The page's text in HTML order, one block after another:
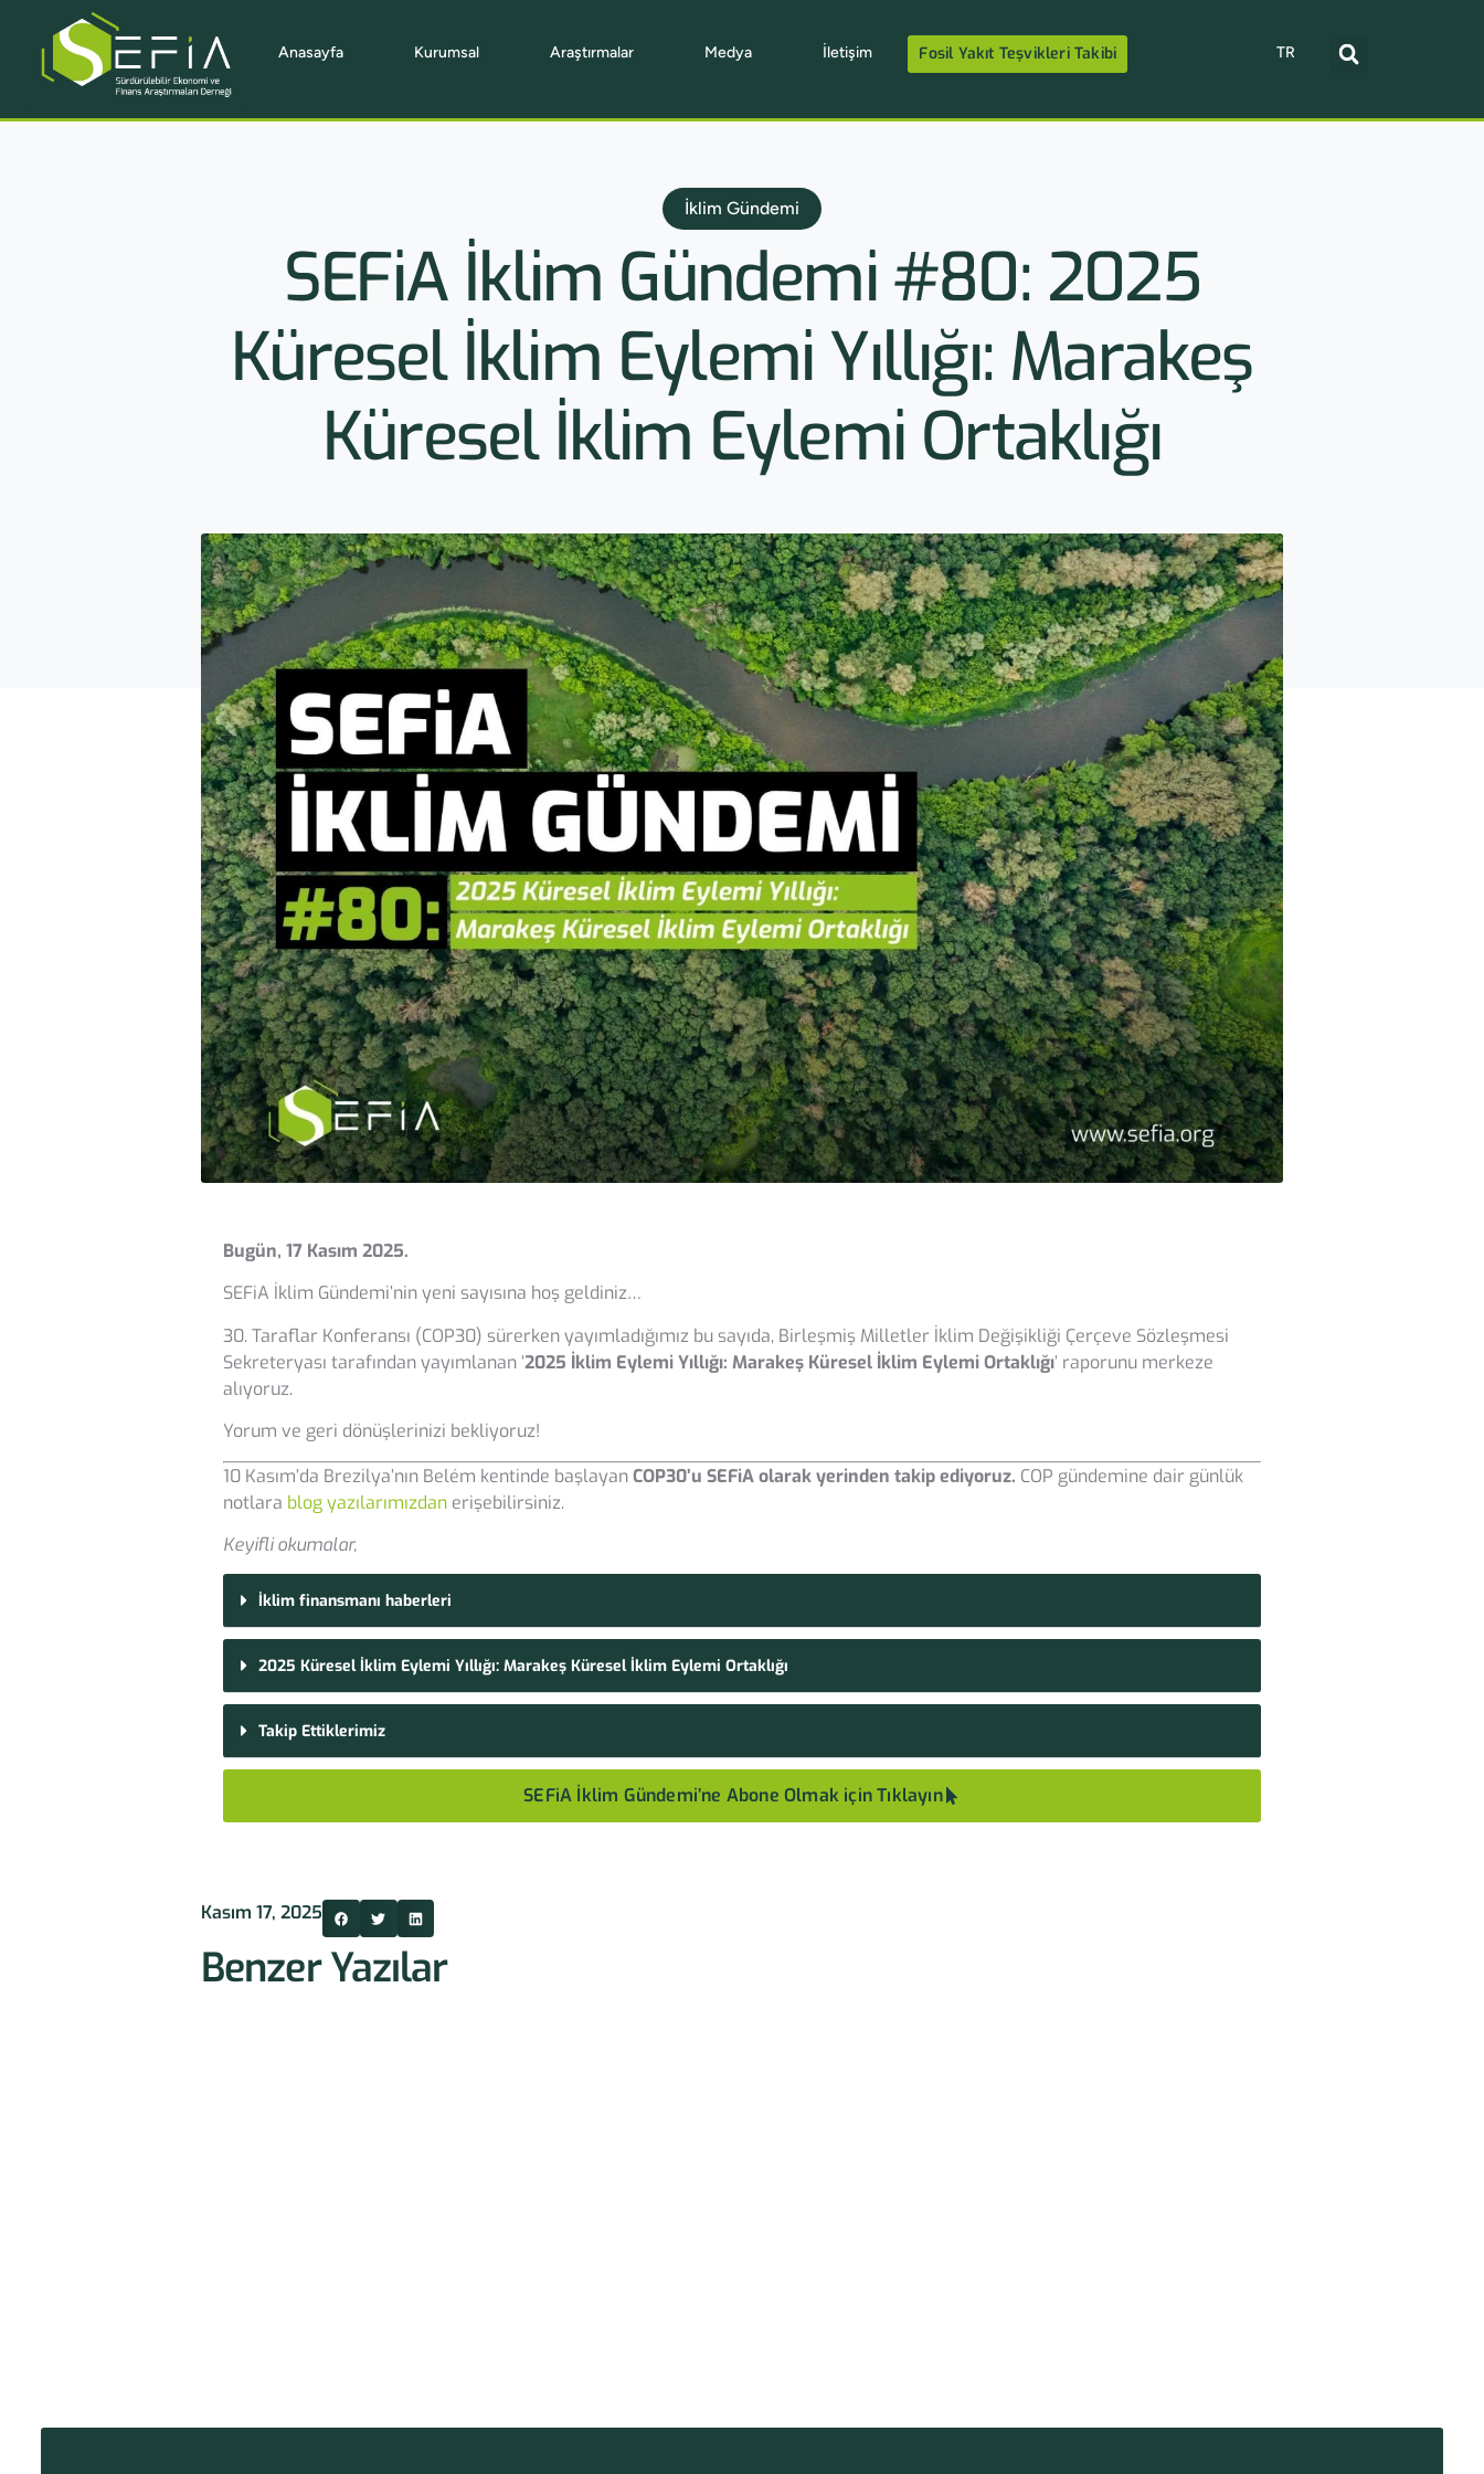
Anasayfa Kurumsal Araştırmalar Medya İletişim Fosil Yakıt Teşvikleri Takibi TR
İklim Gündemi
SEFiA İklim Gündemi #80: 2025
Küresel İklim Eylemi Yıllığı: Marakeş
Küresel İklim Eylemi Ortaklığı
Bugün, 17 Kasım 2025.
SEFiA İklim Gündemi’nin yeni sayısına hoş geldiniz…
30. Taraflar Konferansı (COP30) sürerken yayımladığımız bu sayıda, Birleşmiş Milletler İklim Değişikliği Çerçeve Sözleşmesi
Sekreteryası tarafından yayımlanan ‘2025 İklim Eylemi Yıllığı: Marakeş Küresel İklim Eylemi Ortaklığı’ raporunu merkeze
alıyoruz.
Yorum ve geri dönüşlerinizi bekliyoruz!
10 Kasım’da Brezilya’nın Belém kentinde başlayanCOP30’u SEFiA olarak yerinden takip ediyoruz. COP gündemine dair günlük
notlara blog yazılarımızdan erişebilirsiniz.
Keyifli okumalar,
İklim finansmanı haberleri
2025 Küresel İklim Eylemi Yıllığı: Marakeş Küresel İklim Eylemi Ortaklığı
Takip Ettiklerimiz
SEFiA İklim Gündemi’ne Abone Olmak için Tıklayın
Kasım 17, 2025
Benzer Yazılar